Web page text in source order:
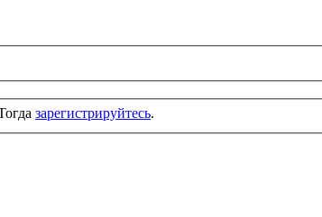
зарегистрируйтесь.